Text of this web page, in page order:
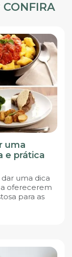
CONFIRA
uma
e prática
uma dica
a oferecerem
para as